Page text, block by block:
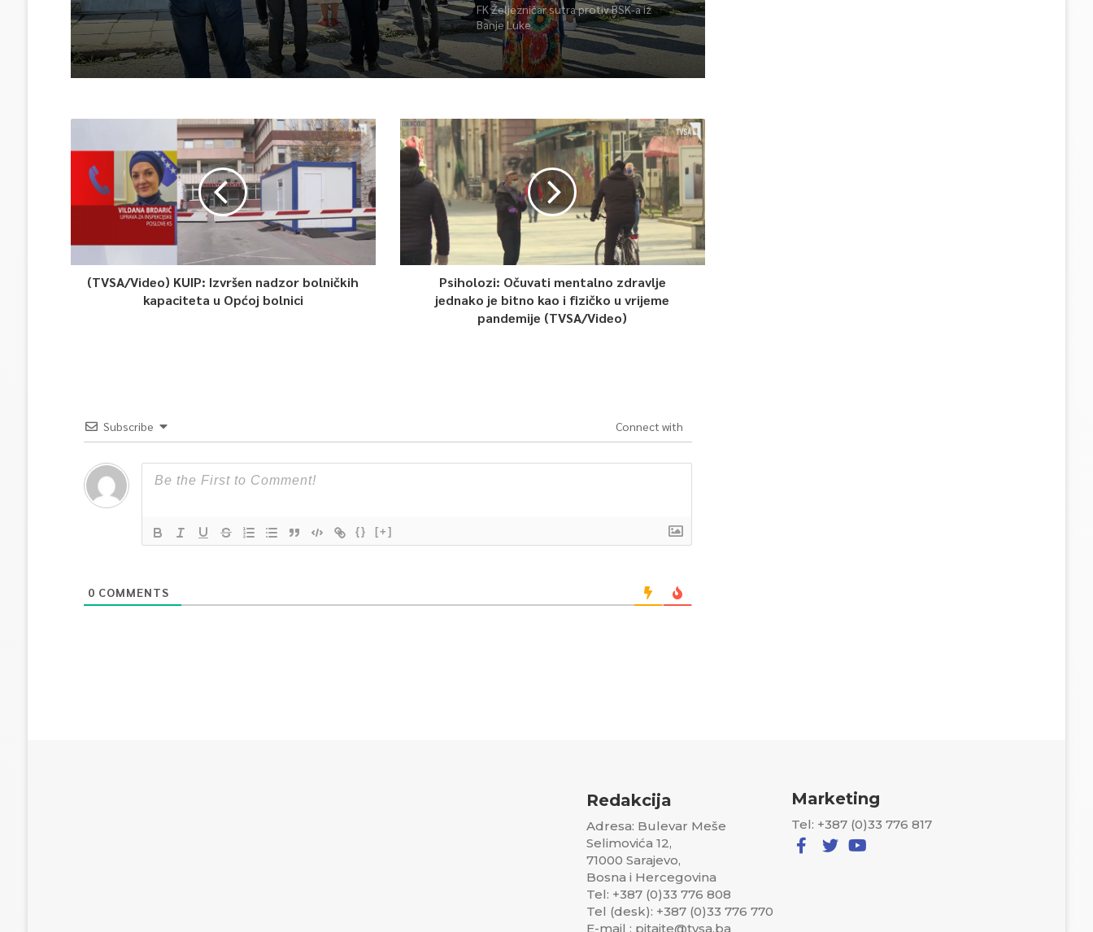
FK Željezničar sutra protiv BSK-a iz
Banje Luke
(TVSA/Video) KUIP: Izvršen nadzor bolničkih
kapaciteta u Općoj bolnici
Psiholozi: Očuvati mentalno zdravlje
jednako je bitno kao i fizičko u vrijeme
pandemije (TVSA/Video)
Subscribe Connect with
{} [+]
0 COMMENTS
Redakcija
Adresa: Bulevar Meše
Selimovića 12,
71000 Sarajevo,
Bosna i Hercegovina
Tel: +387 (0)33 776 808
Tel (desk): +387 (0)33 776 770
E-mail : pitajte@tvsa.ba
Marketing
Tel: +387 (0)33 776 817